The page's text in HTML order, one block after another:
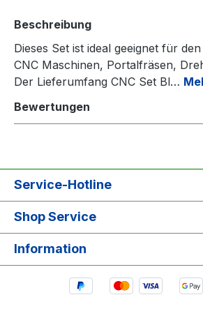
Beschreibung
Dieses Set ist ideal geeignet für
CNC Maschinen, Portalfräsen,
Der Lieferumfang CNC Set Bl…
Bewertungen
Service-Hotline
Shop Service
Information